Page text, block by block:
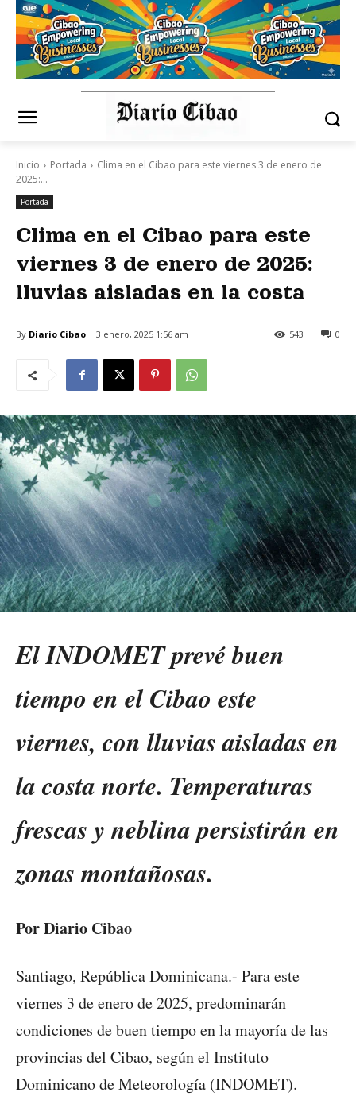
Inicio Portada
Clima en el Cibao para este viernes 3 de enero de
2025:...
Portada
Clima en el Cibao para este
viernes 3 de enero de 2025:
lluvias aisladas en la costa
By Diario Cibao 3 enero, 2025 1:56 am 0
543
El INDOMET prevé buen
tiempo en el Cibao este
viernes, con lluvias aisladas en
la costa norte. Temperaturas
frescas y neblina persistirán en
zonas montañosas.
Por Diario Cibao
Santiago, República Dominicana.- Para este
viernes 3 de enero de 2025, predominarán
condiciones de buen tiempo en la mayoría de las
provincias del Cibao, según el Instituto
Dominicano de Meteorología (INDOMET).